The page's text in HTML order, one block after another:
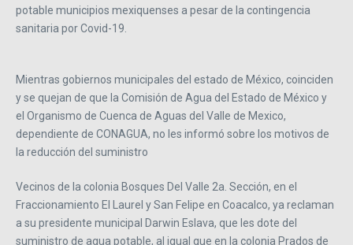
potable municipios mexiquenses a pesar de la contingencia
sanitaria por Covid-19.
Mientras gobiernos municipales del estado de México, coinciden
y se quejan de que la Comisión de Agua del Estado de México y
el Organismo de Cuenca de Aguas del Valle de Mexico,
dependiente de CONAGUA, no les informó sobre los motivos de
la reducción del suministro
Vecinos de la colonia Bosques Del Valle 2a. Sección, en el
Fraccionamiento El Laurel y San Felipe en Coacalco, ya reclaman
a su presidente municipal Darwin Eslava, que les dote del
suministro de agua potable, al igual que en la colonia Prados de